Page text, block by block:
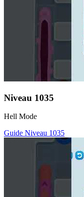
Niveau 1035
Hell Mode
Guide Niveau 1035